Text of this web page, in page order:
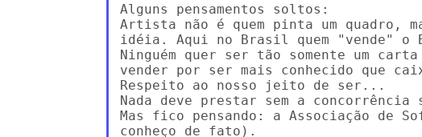
Alguns pensamentos soltos:
Artista não é quem pinta um quadro,
idéia. Aqui no Brasil quem "vende"
Ninguém quer ser tão somente um
vender por ser mais conhecido que
Respeito ao nosso jeito de ser...
Nada deve prestar sem a
Mas fico pensando: a Associação de